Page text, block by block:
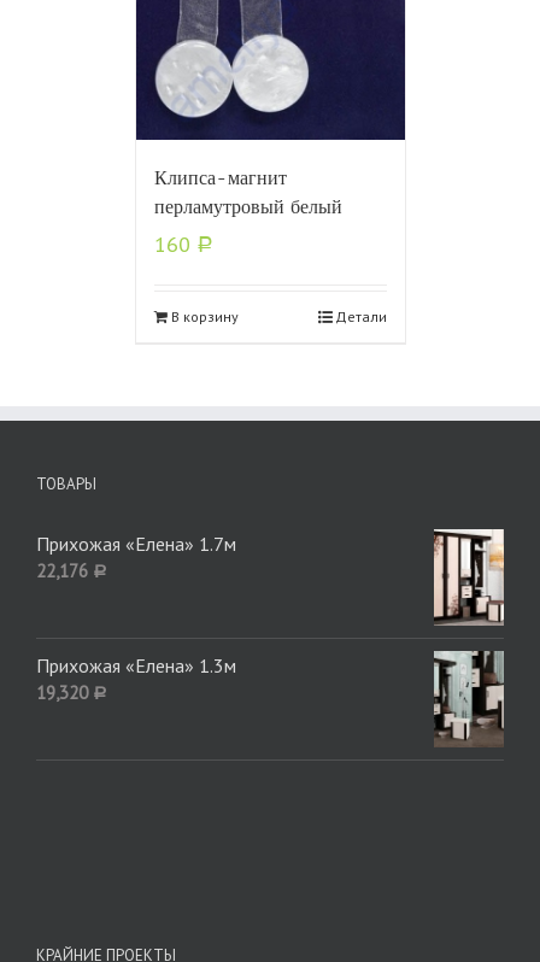
Клипса-магнит
перламутровый белый
160 Р
В корзину Детали
ТОВАРЫ
Прихожая «Елена» 1.7м
22,176 Р
Прихожая «Елена» 1.3м
19,320 Р
КРАЙНИЕ ПРОЕКТЫ